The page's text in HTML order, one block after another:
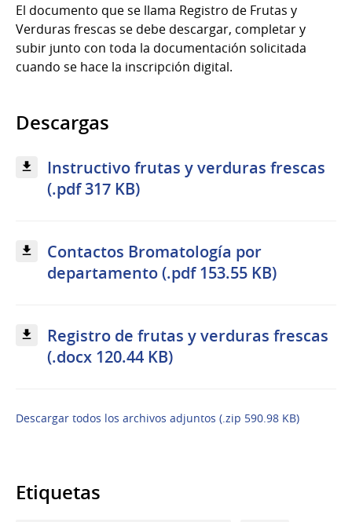
El documento que se llama Registro de Frutas y
Verduras frescas se debe descargar, completar y
subir junto con toda la documentación solicitada
cuando se hace la inscripción digital.
Descargas
Instructivo frutas y verduras frescas
(.pdf 317 KB)
Contactos Bromatología por
departamento (.pdf 153.55 KB)
Registro de frutas y verduras frescas
(.docx 120.44 KB)
Descargar todos los archivos adjuntos (.zip 590.98 KB)
Etiquetas